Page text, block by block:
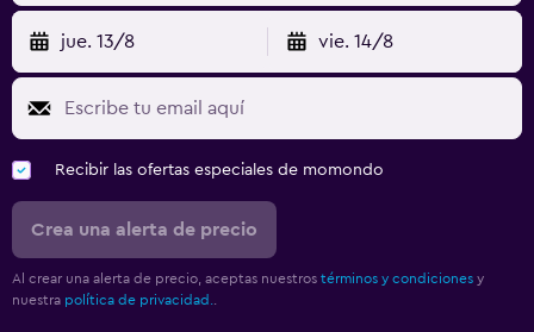
jue. 13/8 vie. 14/8
Recibir las ofertas especiales de momondo
Crea una alerta de precio
Al crear una alerta de precio, aceptas nuestros términos y condiciones y
nuestra política de privacidad.